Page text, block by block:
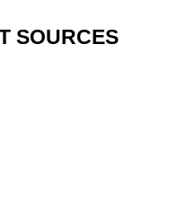
SOURCES